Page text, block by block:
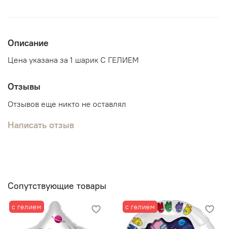
Описание
Цена указана за 1 шарик С ГЕЛИЕМ
Отзывы
Отзывов еще никто не оставлял
Написать отзыв
Сопутствующие товары
с гелием с гелием